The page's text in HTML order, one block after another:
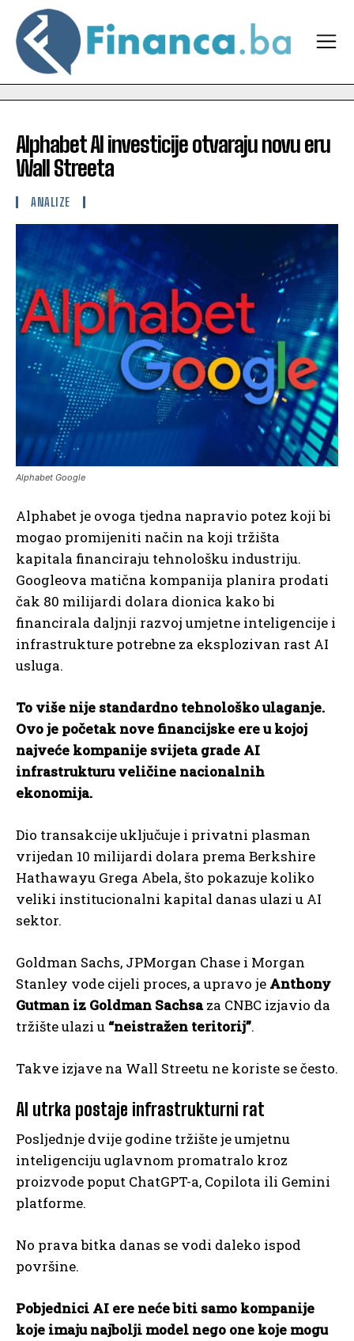
Alphabet AI investicije otvaraju novu eru
Wall Streeta
ANALIZE
Alphabet Google
Alphabet je ovoga tjedna napravio potez koji bi
mogao promijeniti način na koji tržišta
kapitala financiraju tehnološku industriju.
Googleova matična kompanija planira prodati
čak 80 milijardi dolara dionica kako bi
financirala daljnji razvoj umjetne inteligencije i
infrastrukture potrebne za eksplozivan rast AI
usluga.
To više nije standardno tehnološko ulaganje.
Ovo je početak nove financijske ere u kojoj
najveće kompanije svijeta grade AI
infrastrukturu veličine nacionalnih
ekonomija.
Dio transakcije uključuje i privatni plasman
vrijedan 10 milijardi dolara prema Berkshire
Hathawayu Grega Abela, što pokazuje koliko
veliki institucionalni kapital danas ulazi u AI
sektor.
Goldman Sachs, JPMorgan Chase i Morgan
Stanley vode cijeli proces, a upravo je Anthony
Gutman iz Goldman Sachsaza CNBC izjavio da
tržište ulazi u “neistražen teritorij”.
Takve izjave na Wall Streetu ne koriste se često.
AI utrka postaje infrastrukturni rat
Posljednje dvije godine tržište je umjetnu
inteligenciju uglavnom promatralo kroz
proizvode poput ChatGPT-a, Copilota ili Gemini
platforme.
No prava bitka danas se vodi daleko ispod
površine.
Pobjednici AI ere neće biti samo kompanije
koje imaju najbolji model nego one koje mogu